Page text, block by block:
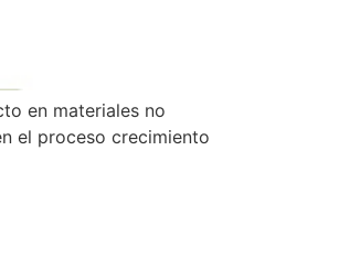
en materiales no
el proceso crecimiento